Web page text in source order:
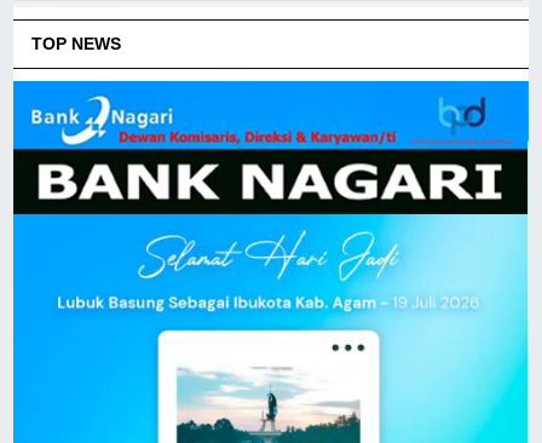
TOP NEWS